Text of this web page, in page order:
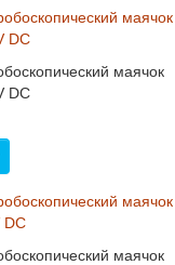
маячок
DC
маячок